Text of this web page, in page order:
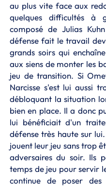
au plus vite face aux
quelques difficultés à
composé de Julias
défense fait le travail
grands soirs qui
aux siens de monter les
jeu de transition. Si
Narcisse s'est lui aussi
débloquant la situation
bien en place. Il a donc
lui bénéficiait d'un
défense très haute sur
jouent leur jeu sans trop
adversaires du soir. Ils
temps de jeu pour servir
continue de poser des